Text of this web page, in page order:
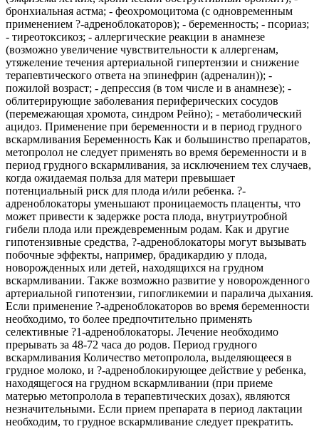
бронхиальная астма; - феохромоцитома (с одновременным
применением ?-адреноблокаторов); - беременность; - псориаз;
- тиреотоксикоз; - аллергические реакции в анамнезе
(возможно увеличение чувствительности к аллергенам,
утяжеление течения артериальной гипертензии и снижение
терапевтического ответа на эпинефрин (адреналин)); -
пожилой возраст; - депрессия (в том числе и в анамнезе); -
облитерирующие заболевания периферических сосудов
(перемежающая хромота, синдром Рейно); - метаболический
ацидоз. Применение при беременности и в период грудного
вскармливания Беременность Как и большинство препаратов,
метопролол не следует применять во время беременности и в
период грудного вскармливания, за исключением тех случаев,
когда ожидаемая польза для матери превышает
потенциальный риск для плода и/или ребенка. ?-
адреноблокаторы уменьшают проницаемость плаценты, что
может привести к задержке роста плода, внутриутробной
гибели плода или преждевременным родам. Как и другие
гипотензивные средства, ?-адреноблокаторы могут вызывать
побочные эффекты, например, брадикардию у плода,
новорожденных или детей, находящихся на грудном
вскармливании. Также возможно развитие у новорожденного
артериальной гипотензии, гипогликемии и паралича дыхания.
Если применение ?-адреноблокаторов во время беременности
необходимо, то более предпочтительно применять
селективные ?1-адреноблокаторы. Лечение необходимо
прерывать за 48-72 часа до родов. Период грудного
вскармливания Количество метопролола, выделяющееся в
грудное молоко, и ?-адреноблокирующее действие у ребенка,
находящегося на грудном вскармливании (при приеме
матерью метопролола в терапевтических дозах), являются
незначительными. Если прием препарата в период лактации
необходим, то грудное вскармливание следует прекратить.